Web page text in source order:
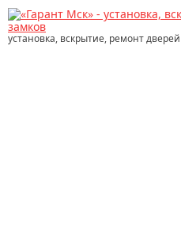
установка, вскрытие, ремонт дверей